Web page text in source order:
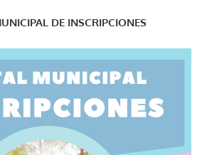
DE INSCRIPCIONES